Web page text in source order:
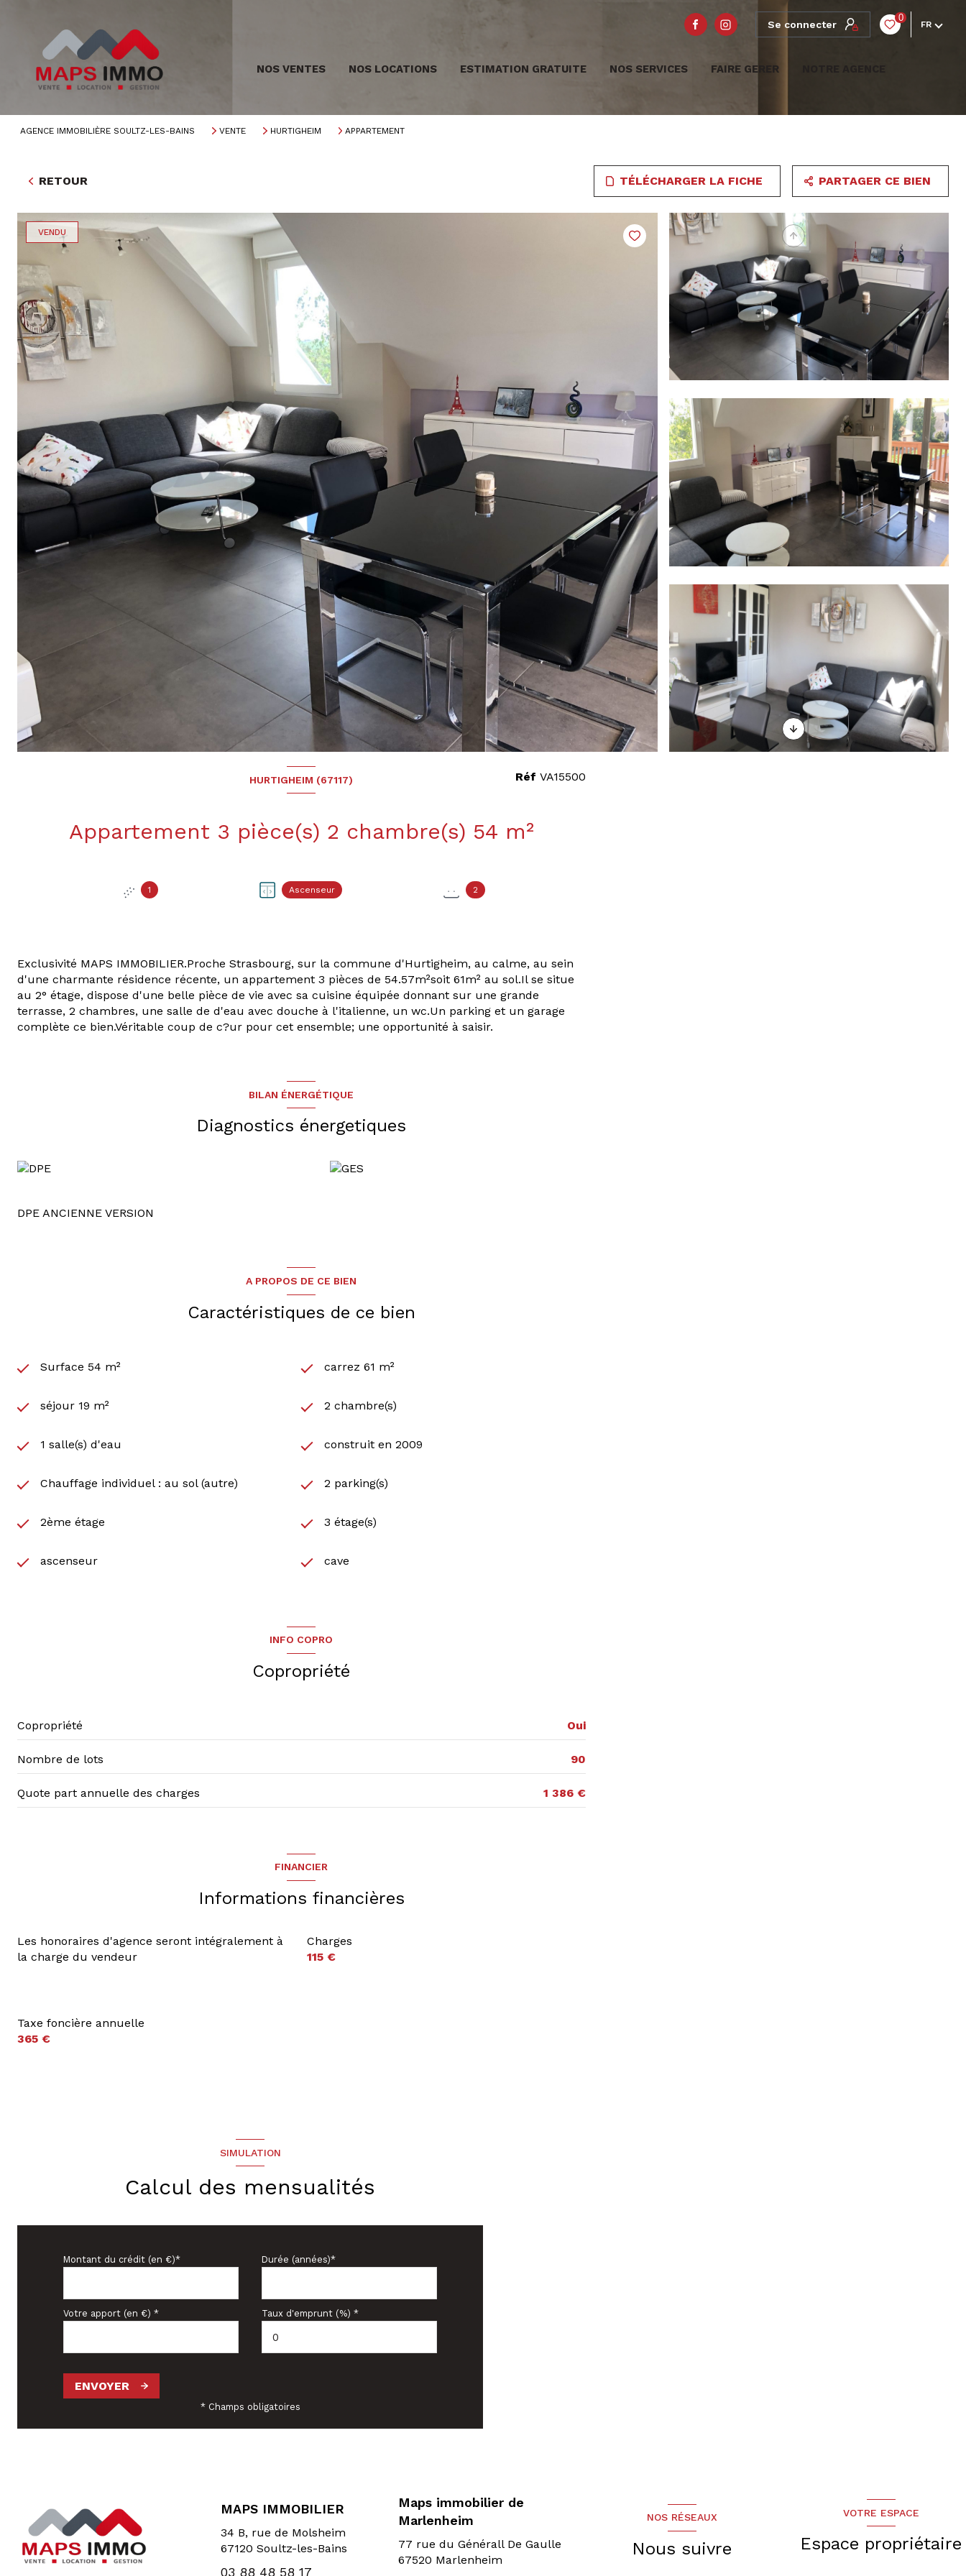
Se connecter
0
FR
NOS VENTES NOS LOCATIONS ESTIMATION GRATUITE NOS SERVICES FAIRE GERER
AGENCE IMMOBILIÈRE SOULTZ-LES-BAINS VENTE HURTIGHEIM APPARTEMENT
RETOUR TÉLÉCHARGER LA FICHE PARTAGER CE BIEN
VENDU
HURTIGHEIM (67117)
Appartement 3 pièce(s) 2 chambre(s) 54 m²
1 Ascenseur 2
Réf VA15500
Exclusivité MAPS IMMOBILIER.Proche Strasbourg, sur la commune d'Hurtigheim, au calme, au sein
d'une charmante résidence récente, un appartement 3 pièces de 54.57m²soit 61m² au sol.Il se situe
au 2° étage, dispose d'une belle pièce de vie avec sa cuisine équipée donnant sur une grande
terrasse, 2 chambres, une salle de d'eau avec douche à l'italienne, un wc.Un parking et un garage
complète ce bien.Véritable coup de c?ur pour cet ensemble; une opportunité à saisir.
BILAN ÉNERGÉTIQUE
Diagnostics énergetiques
DPE ANCIENNE VERSION
A PROPOS DE CE BIEN
Caractéristiques de ce bien
Surface 54 m² carrez 61 m²
séjour 19 m² 2 chambre(s)
1 salle(s) d'eau construit en 2009
Chauffage individuel : au sol (autre) 2 parking(s)
2ème étage 3 étage(s)
ascenseur cave
INFO COPRO
Copropriété
Copropriété Oui
Nombre de lots 90
Quote part annuelle des charges 1 386 €
FINANCIER
Informations financières
Les honoraires d'agence seront intégralement à
la charge du vendeur
Charges
115 €
Taxe foncière annuelle
365 €
SIMULATION
Calcul des mensualités
Montant du crédit (en €)* Durée (années)*
Votre apport (en €) * Taux d'emprunt (%) *
ENVOYER
* Champs obligatoires
MAPS IMMOBILIER
34 B, rue de Molsheim
67120Soultz-les-Bains
03 88 48 58 17
Maps immobilier de
Marlenheim
77 rue du Générall De Gaulle
67520 Marlenheim
NOS RÉSEAUX
Nous suivre
VOTRE ESPACE
Espace propriétaire